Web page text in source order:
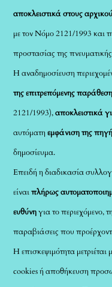
αποκλειστικά στους
με τον Νόμο 2121/1993 και
προστασίας της
Η αναδημοσίευση
της επιτρεπόμενης
2121/1993),αποκλειστικά
αυτόματηεμφάνιση της
δημοσίευμα.
Επειδή η διαδικασία
είναιπλήρως
ευθύνηγια το περιεχόμενο,
παραβιάσεις που
Η επισκεψιμότητα μετριέται
cookies ή αποθήκευση